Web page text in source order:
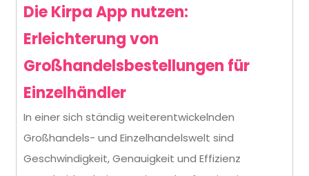
Die Kirpa App nutzen:
Erleichterung von
Großhandelsbestellungen für
EinzelhändlerDie
Kirpa
App
nutzen:
In einer sich ständig weiterentwickelnden
Großhandels- und Einzelhandelswelt sind
Geschwindigkeit, Genauigkeit und Effizienz